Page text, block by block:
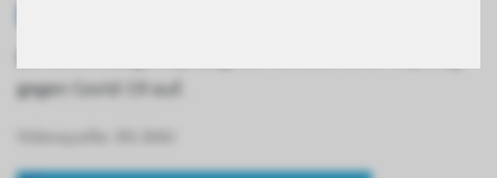
gegen Covid-19 auf.